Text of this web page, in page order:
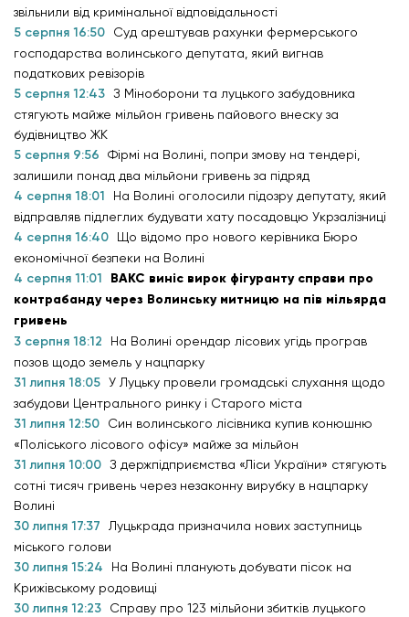
звільнили від кримінальної відповідальності
5 серпня 16:50
Суд арештував рахунки фермерського
господарства волинського депутата, який вигнав
податкових ревізорів
5 серпня 12:43 З Міноборони та луцького забудовника
стягують майже мільйон гривень пайового внеску за
будівництво ЖК
5 серпня 9:56
Фірмі на Волині, попри змову на тендері,
залишили понад два мільйони гривень за підряд
4 серпня 18:01
На Волині оголосили підозру депутату, який
відправляв підлеглих будувати хату посадовцю Укрзалізниці
4 серпня 16:40
Що відомо про нового керівника Бюро
економічної безпеки на Волині
4 серпня 11:01
ВАКС виніс вирок фігуранту справи про
контрабанду через Волинську митницю на пів мільярда
гривень
3 серпня 18:12
На Волині орендар лісових угідь програв
позов щодо земель у нацпарку
31 липня 18:05 У Луцьку провели громадські слухання щодо
забудови Центрального ринку і Старого міста
31 липня 12:50
Син волинського лісівника купив конюшню
«Поліського лісового офісу» майже за мільйон
31 липня 10:00 З держпідприємства «Ліси України» стягують
сотні тисяч гривень через незаконну вирубку в нацпарку
Волині
30 липня 17:37
Луцькрада призначила нових заступниць
міського голови
30 липня 15:24
На Волині планують добувати пісок на
Крижівському родовищі
30 липня 12:23
Справу про 123 мільйони збитків луцького